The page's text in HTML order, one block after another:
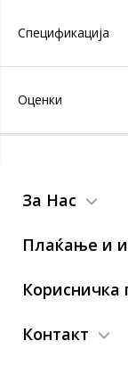
Спецификација
Оценки
За Нас
Плаќање и
Контакт